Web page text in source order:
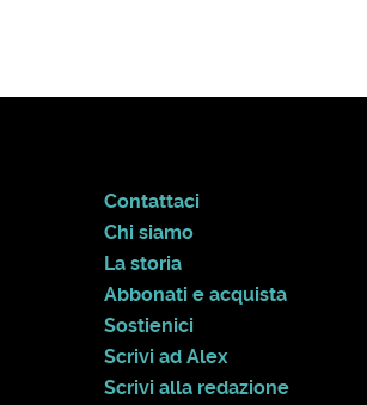
Contattaci
Chi siamo
La storia
Abbonati e acquista
Sostienici
Scrivi ad Alex
Scrivi alla redazione